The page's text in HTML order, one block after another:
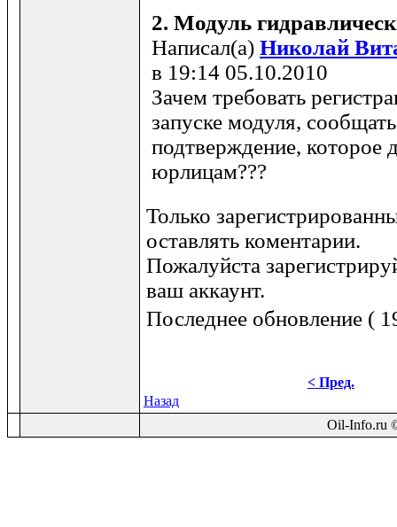
2. Модуль
Написал(а) Николай
в 19:14 05.10.2010
Зачем требовать
запуске модуля,
подтверждение, которое
юрлицам???
Только
оставлять коментарии.
Пожалуйста
ваш аккаунт.
Последнее обновление (
< Пред.
Назад
Oil-Info.ru